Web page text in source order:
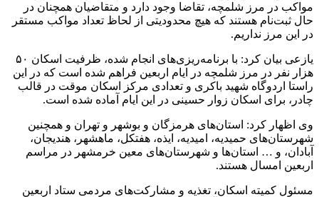
مواکب در مرز شلمچه، تقاضا وجود دارد و متقاضیان همچنان در
حال ثبت‌نام هستند که هیچ محدودیتی از لحاظ تعداد مواکب مستقر
در این مرز نداریم.
یازعی بیان کرد: با برنامه‌ریزی‌های انجام شده،‌ ظرفیت اسکان ۵۰
هزار نفر در مرز شلمچه در ایام اربعین فراهم شده است که در این
راستا اردوگاه شهید باکری و تعدادی مرکز اسکان موقت در قالب
چادر، برای اسکان زوار حسینی در این ایام آماده شده است.
وی اظهار کرد: استان‌های هرمزگان و بوشهر و تهران و همچنین
شهرستان‌های حمیدیه، امیدیه، ایذه، هفتکل، ماهشهر، هندیجان،
آبادان، و … استان‌ها و شهرستان‌های معین خرمشهر در مراسم
اربعین امسال هستند.
مسئول کمیته اسکان، تغذیه و مشارکت‌های مردمی ستاد اربعین